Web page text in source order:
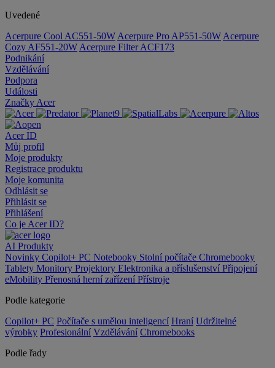
Uvedené
Acerpure Cool AC551-50W Acerpure Pro AP551-50W Acerpure
Cozy AF551-20W Acerpure Filter ACF173
Podnikání
Vzdělávání
Podpora
Události
Značky Acer
Acer ID
Můj profil
Moje produkty
Registrace produktu
Moje komunita
Odhlásit se
Přihlásit se
Přihlášení
Co je Acer ID?
AI Produkty
Novinky Copilot+ PC Notebooky Stolní počítače Chromebooky
Tablety Monitory Projektory Elektronika a příslušenství Připojení
eMobility Přenosná herní zařízení Přístroje
Podle kategorie
Copilot+ PC Počítače s umělou inteligencí Hraní Udržitelné
výrobky Profesionální Vzdělávání Chromebooks
Podle řady